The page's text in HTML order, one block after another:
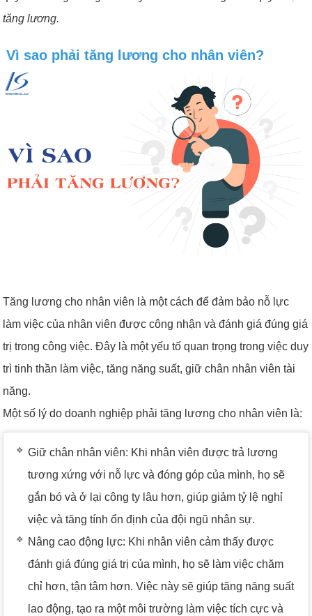
tăng lương.
Vì sao phải tăng lương cho nhân viên?
Tăng lương cho nhân viên là một cách để đảm bảo nỗ lực
làm việc của nhân viên được công nhận và đánh giá đúng giá
trị trong công việc. Đây là một yếu tố quan trọng trong việc duy
trì tinh thần làm việc, tăng năng suất, giữ chân nhân viên tài
năng.
Một số lý do doanh nghiệp phải tăng lương cho nhân viên là:
Giữ chân nhân viên: Khi nhân viên được trả lương
tương xứng với nỗ lực và đóng góp của mình, họ sẽ
gắn bó và ở lại công ty lâu hơn, giúp giảm tỷ lệ nghỉ
việc và tăng tính ổn định của đội ngũ nhân sự.
Nâng cao động lực: Khi nhân viên cảm thấy được
đánh giá đúng giá trị của mình, họ sẽ làm việc chăm
chỉ hơn, tận tâm hơn. Việc này sẽ giúp tăng năng suất
lao động, tạo ra một môi trường làm việc tích cực và